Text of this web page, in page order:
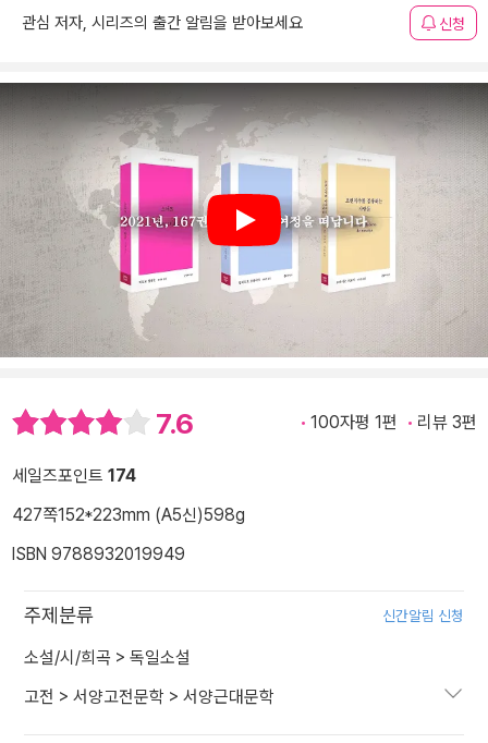
관심 저자, 시리즈의 출간 알림을 받아보세요 신청
Play
7.6 100자평 1편 리뷰 3편
세일즈포인트 174
427쪽152*223mm (A5신)598g
ISBN 9788932019949
주제분류 신간알림 신청
소설/시/희곡 > 독일소설
고전 > 서양고전문학 > 서양근대문학